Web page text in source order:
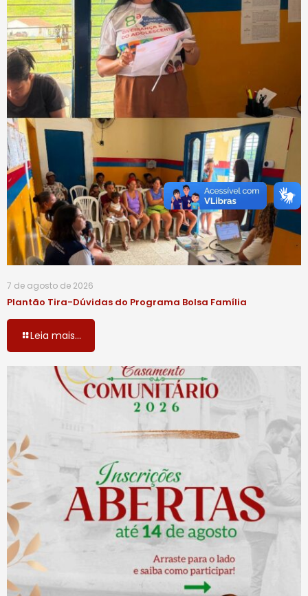
7 de agosto de 2026
Plantão Tira-Dúvidas do Programa Bolsa Família
Leia mais...